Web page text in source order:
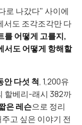
로 나갔다" 사이에
서도 조각조각만 다
를 어떻게 고를지,
서도 어떻게 항해할
안 다섯 척, 1,200유
할베리-래시 382까
은 레슨으로 정리
고 싶은 이야기 전